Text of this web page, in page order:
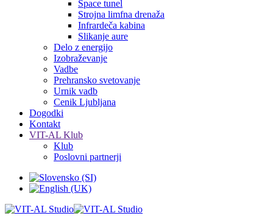
Space tunel
Strojna limfna drenaža
Infrardeča kabina
Slikanje aure
Delo z energijo
Izobraževanje
Vadbe
Prehransko svetovanje
Urnik vadb
Cenik Ljubljana
Dogodki
Kontakt
VIT-AL Klub
Klub
Poslovni partnerji